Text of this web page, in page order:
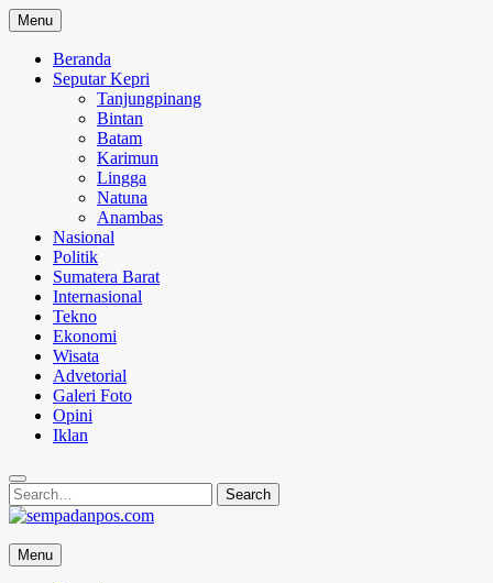
Skip
to
content
Menu
Beranda
Seputar Kepri
Tanjungpinang
Bintan
Batam
Karimun
Lingga
Natuna
Anambas
Nasional
Politik
Sumatera Barat
Internasional
Tekno
Ekonomi
Wisata
Advetorial
Galeri Foto
Opini
Iklan
Search
for:
Search
sempadanpos.com
Menyampaikan Berita Dengan Analisa
Menu